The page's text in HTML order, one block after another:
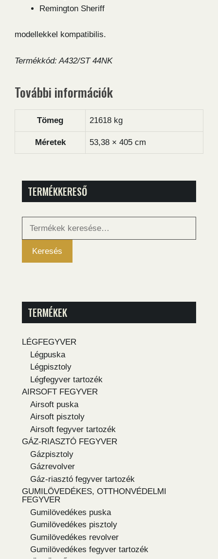
Remington Sheriff
modellekkel kompatibilis.
Termékkód: A432/ST 44NK
További információk
Tömeg 21618 kg
Méretek 53,38 × 405 cm
TERMÉKKERESŐ
következőre:
Keresés
TERMÉKEK
LÉGFEGYVER
Légpuska
Légpisztoly
Légfegyver tartozék
AIRSOFT FEGYVER
Airsoft puska
Airsoft pisztoly
Airsoft fegyver tartozék
GÁZ-RIASZTÓ FEGYVER
Gázpisztoly
Gázrevolver
Gáz-riasztó fegyver tartozék
GUMILÖVEDÉKES, OTTHONVÉDELMI
FEGYVER
Gumilövedékes puska
Gumilövedékes pisztoly
Gumilövedékes revolver
Gumilövedékes fegyver tartozék